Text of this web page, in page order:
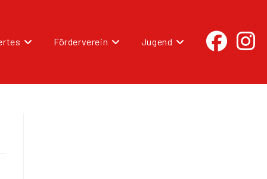
Förderverein Jugend